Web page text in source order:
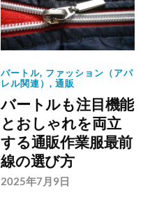
バートル, ファッション（アパ
レル関連）,通販
バートルも注目機能
とおしゃれを両立
する通販作業服最前
線の選び方
2025年7月9日